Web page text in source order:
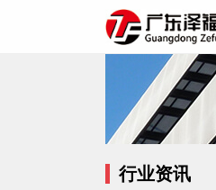
行业资讯